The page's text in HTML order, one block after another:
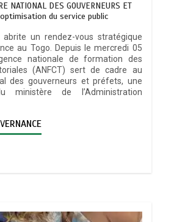
NATIONAL DES GOUVERNEURS ET
du service public
un rendez-vous stratégique
au Togo. Depuis le mercredi 05
nationale de formation des
(ANFCT) sert de cadre au
des gouverneurs et préfets, une
ministère de l’Administration